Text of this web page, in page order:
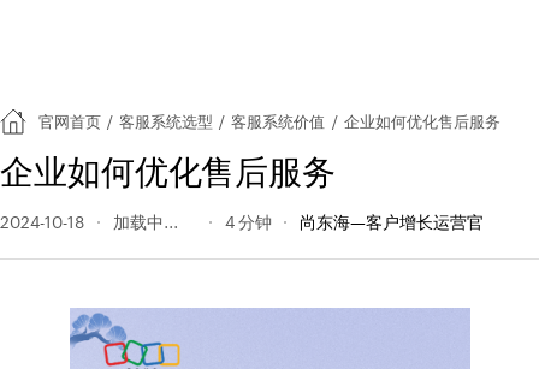
官网首页 / 客服系统选型 / 客服系统价值 / 企业如何优化售后服务
企业如何优化售后服务
2024-10-18 344 阅读量 4 分钟 尚东海—客户增长运营官